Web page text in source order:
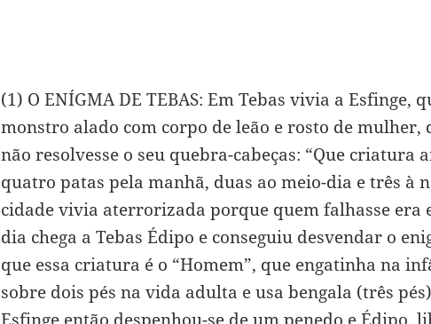
(1) O ENÍGMA DE TEBAS: Em Tebas vivia a Esfinge,
monstro alado com corpo de leão e rosto de mulher,
não resolvesse o seu quebra-cabeças: “Que criatura
quatro patas pela manhã, duas ao meio-dia e três à
cidade vivia aterrorizada porque quem falhasse era
dia chega a Tebas Édipo e conseguiu desvendar o
que essa criatura é o “Homem”, que engatinha na
sobre dois pés na vida adulta e usa bengala (três